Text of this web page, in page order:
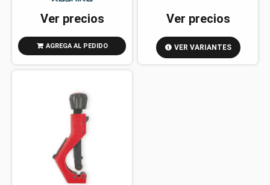
Ver precios
AGREGA AL PEDIDO
Ver precios
VER VARIANTES